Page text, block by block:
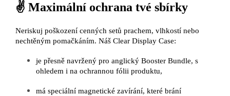
✌️ Maximální ochrana tvé sbírky
Neriskuj poškození cenných setů prachem, vlhkostí nebo
nechtěným pomačkáním. Náš Clear Display Case:
je přesně navržený pro anglický Booster Bundle, s
ohledem i na ochrannou fólii produktu,
má speciální magnetické zavírání, které brání